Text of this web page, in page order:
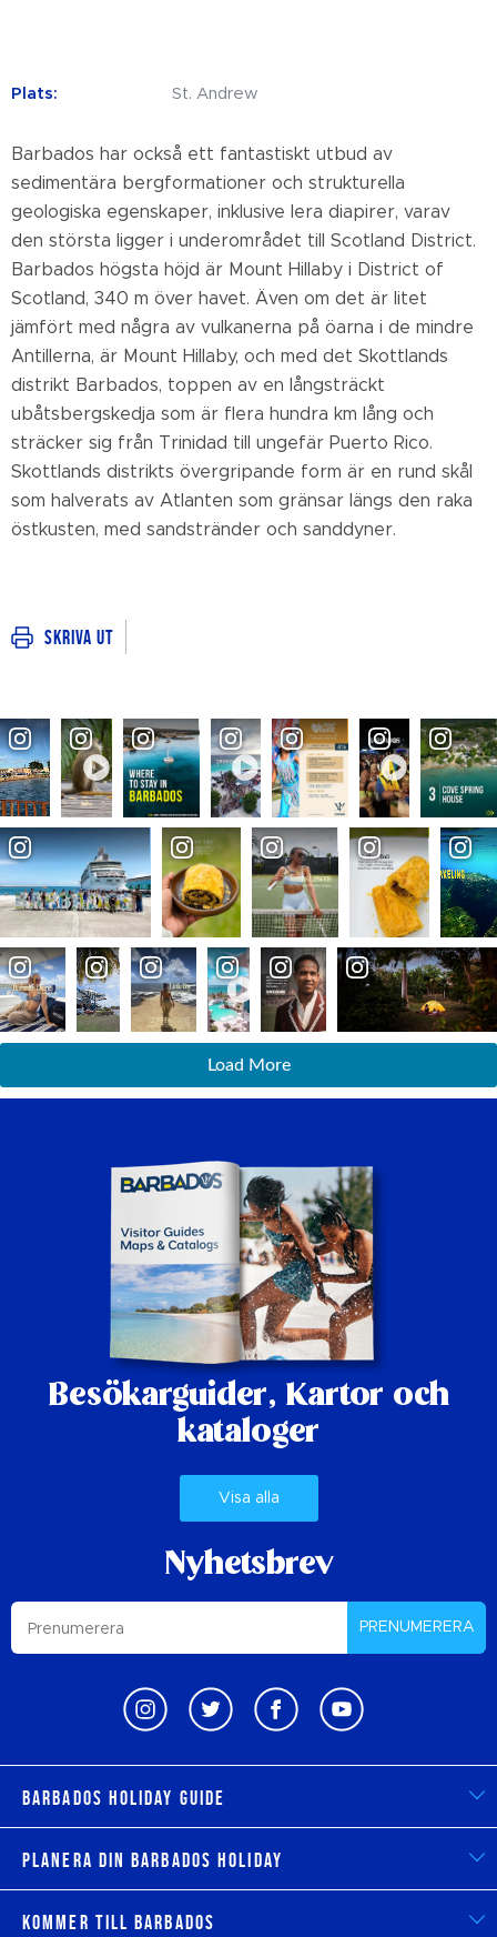
Plats: St. Andrew
Barbados har också ett fantastiskt utbud av
sedimentära bergformationer och strukturella
geologiska egenskaper, inklusive lera diapirer, varav
den största ligger i underområdet till Scotland District.
Barbados högsta höjd är Mount Hillaby i District of
Scotland, 340 m över havet. Även om det är litet
jämfört med några av vulkanerna på öarna i de mindre
Antillerna, är Mount Hillaby, och med det Skottlands
distrikt Barbados, toppen av en långsträckt
ubåtsbergskedja som är flera hundra km lång och
sträcker sig från Trinidad till ungefär Puerto Rico.
Skottlands distrikts övergripande form är en rund skål
som halverats av Atlanten som gränsar längs den raka
östkusten, med sandstränder och sanddyner.
Skriva ut
Load More
Besökarguider, Kartor och
kataloger
Visa alla
Nyhetsbrev
PRENUMERERA
Barbados Holiday Guide
Planera din Barbados Holiday
Kommer till Barbados